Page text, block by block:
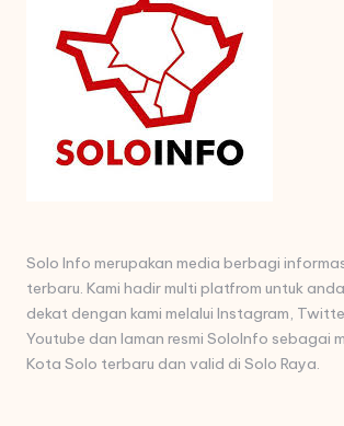
Solo Info merupakan media berbagi
terbaru. Kami hadir multi platfrom untuk
dekat dengan kami melalui Instagram,
Youtube dan laman resmi SoloInfo sebagai
Kota Solo terbaru dan valid di Solo Raya.